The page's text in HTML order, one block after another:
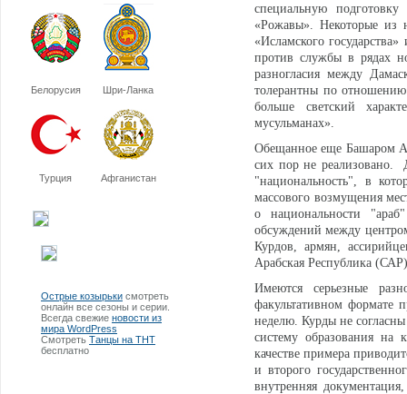
Белорусия Шри-Ланка
Турция Афганистан
Острые козырьки смотреть
онлайн все сезоны и серии.
Всегда свежие новости из
мира WordPress
Смотреть Танцы на ТНТ
бесплатно
специальную
«Рожавы». Некоторые из
«Исламского
против службы в рядах
разногласия между
толерантны по
больше светский
мусульманах».
Обещанное еще Башаром
сих пор не реализовано.
"национальность", в
массового возмущения
о национальности
обсуждений между
Курдов, армян,
Арабская Республика
Имеются серьезные
факультативном формате
неделю. Курды не
систему образования
качестве примера
и второго
внутренняя